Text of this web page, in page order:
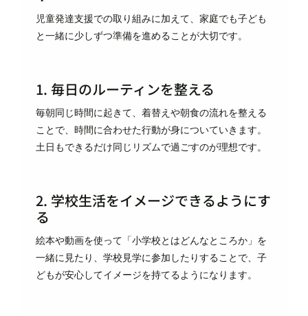
児童発達支援での取り組みに加えて、家庭でも子ども
と一緒に少しずつ準備を進めることが大切です。
1. 毎日のルーティンを整える
毎朝同じ時間に起きて、着替えや朝食の流れを整える
ことで、時間に合わせた行動が身についていきます。
土日もできるだけ同じリズムで過ごすのが理想です。
2. 学校生活をイメージできるようにす
る
絵本や動画を使って「小学校とはどんなところか」を
一緒に見たり、学校見学に参加したりすることで、子
どもが安心してイメージを持てるようになります。